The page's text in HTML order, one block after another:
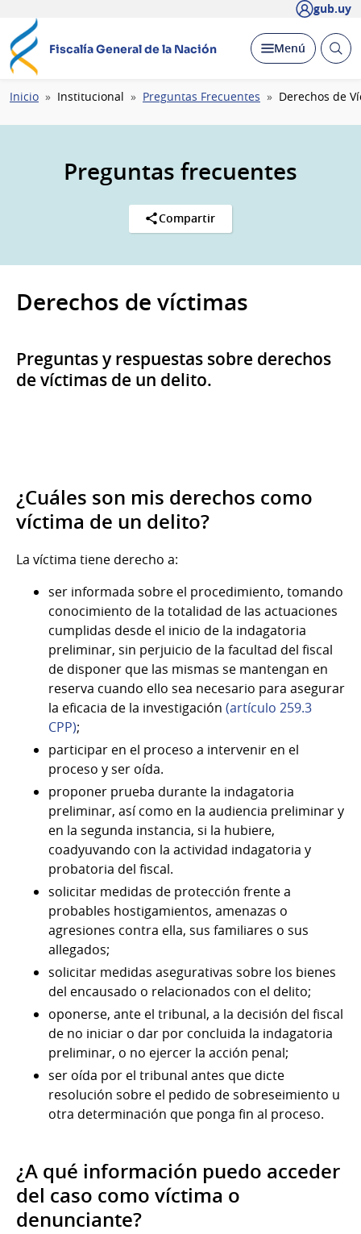
gub.uy
Fiscalía General de la Nación Desplegar
Menú Abrir
Ruta
navegación
Inicio Institucional Preguntas Frecuentes Derechos de
Preguntas frecuentes
Compartir
Derechos de víctimas
Preguntas y respuestas sobre derechos
de víctimas de un delito.
¿Cuáles son mis derechos como
víctima de un delito?
La víctima tiene derecho a:
ser informada sobre el procedimiento, tomando
conocimiento de la totalidad de las actuaciones
cumplidas desde el inicio de la indagatoria
preliminar, sin perjuicio de la facultad del fiscal
de disponer que las mismas se mantengan en
reserva cuando ello sea necesario para asegurar
la eficacia de la investigación (artículo 259.3
CPP);
participar en el proceso a intervenir en el
proceso y ser oída.
proponer prueba durante la indagatoria
preliminar, así como en la audiencia preliminar y
en la segunda instancia, si la hubiere,
coadyuvando con la actividad indagatoria y
probatoria del fiscal.
solicitar medidas de protección frente a
probables hostigamientos, amenazas o
agresiones contra ella, sus familiares o sus
allegados;
solicitar medidas asegurativas sobre los bienes
del encausado o relacionados con el delito;
oponerse, ante el tribunal, a la decisión del fiscal
de no iniciar o dar por concluida la indagatoria
preliminar, o no ejercer la acción penal;
ser oída por el tribunal antes que dicte
resolución sobre el pedido de sobreseimiento u
otra determinación que ponga fin al proceso.
¿A qué información puedo acceder
del caso como víctima o
denunciante?